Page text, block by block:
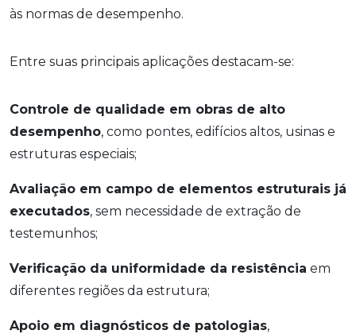
às normas de desempenho.
Entre suas principais aplicações destacam-se:
Controle de qualidade em obras de alto
desempenho, como pontes, edifícios altos, usinas e
estruturas especiais;
Avaliação em campo de elementos estruturais já
executados, sem necessidade de extração de
testemunhos;
Verificação da uniformidade da resistência em
diferentes regiões da estrutura;
Apoio em diagnósticos de patologias,